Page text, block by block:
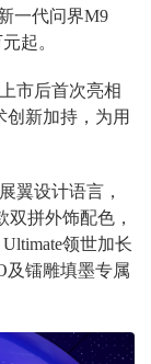
一代问界M9
起。
市后首次亮相
创新加持，为用
翼设计语言，
拼外饰配色，
领世加长
及镭雕填墨专属